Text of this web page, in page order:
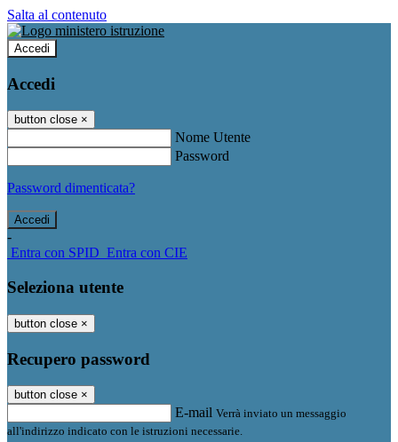
Salta al contenuto
Accedi
Accedi
button close ×
Nome Utente
Password
Password dimenticata?
-
Entra con SPID Entra con CIE
Seleziona utente
button close ×
Recupero password
button close ×
E-mail Verrà inviato un messaggio
all'indirizzo indicato con le istruzioni necessarie.